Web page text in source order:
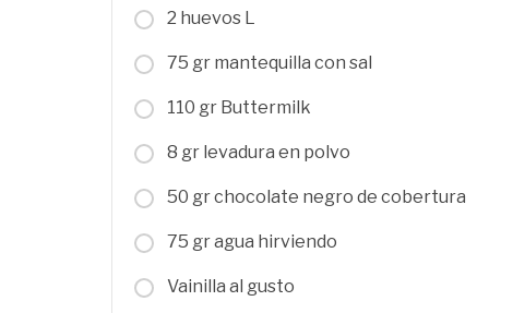
2 huevos L
75 gr mantequilla con sal
110 gr Buttermilk
8 gr levadura en polvo
50 gr chocolate negro de cobertura
75 gr agua hirviendo
Vainilla al gusto